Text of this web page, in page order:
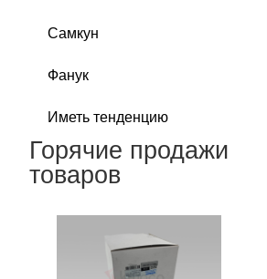
Самкун
Фанук
Иметь тенденцию
Горячие продажи
товаров